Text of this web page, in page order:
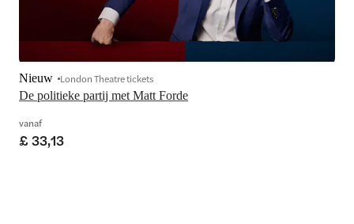
De politieke partij met Matt Forde
Nieuw London Theatre tickets
vanaf
£ 33,13